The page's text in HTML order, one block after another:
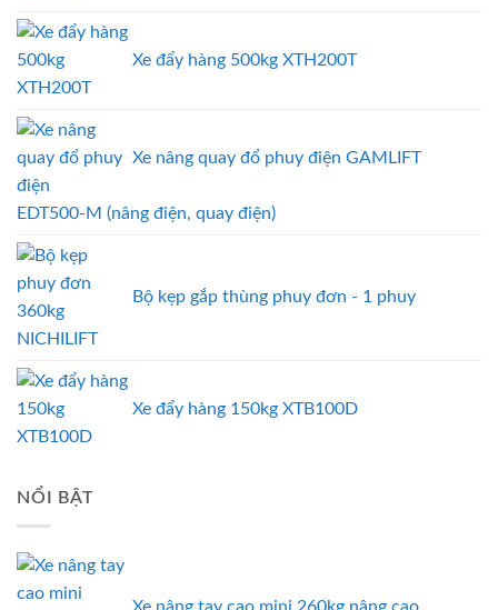
Xe đẩy hàng 500kg XTH200T
Xe nâng quay đổ phuy điện GAMLIFT
EDT500-M (nâng điện, quay điện)
Bộ kẹp gắp thùng phuy đơn - 1 phuy
Xe đẩy hàng 150kg XTB100D
NỔI BẬT